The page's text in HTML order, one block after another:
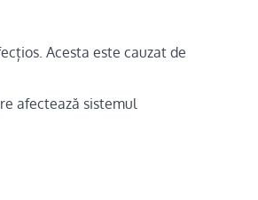
Acesta este cauzat de
afectează sistemul